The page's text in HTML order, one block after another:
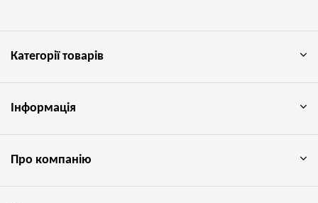
Категорії товарів
Інформація
Про компанію